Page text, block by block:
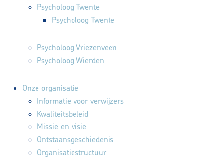
Psycholoog Twente
Psycholoog Twente
Psycholoog Vriezenveen
Psycholoog Wierden
Onze organisatie
Informatie voor verwijzers
Kwaliteitsbeleid
Missie en visie
Ontstaansgeschiedenis
Organisatiestructuur